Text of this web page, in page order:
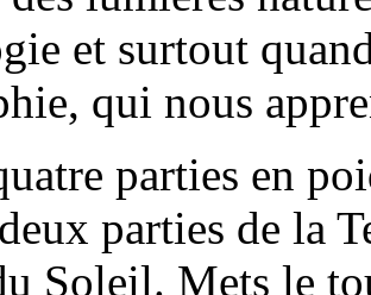
et surtout
qui nous
parties en
parties de la
Soleil. Mets le